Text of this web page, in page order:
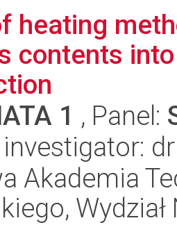
heating
contents
1 , Panel:
Akademia